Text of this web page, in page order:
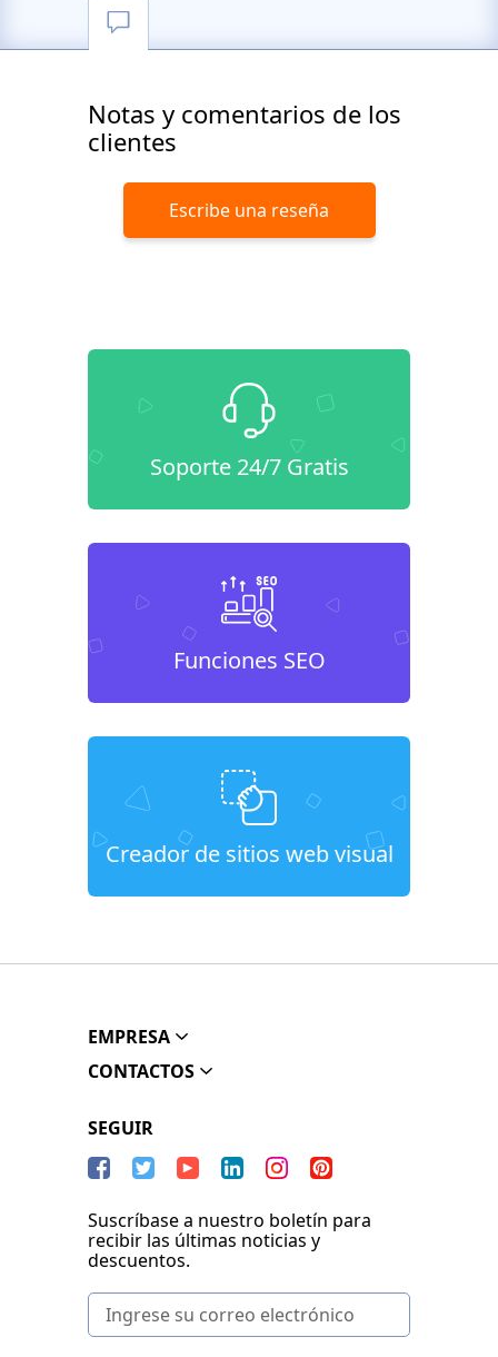
Notas y comentarios de los
clientes
Escribe una reseña
Soporte 24/7 Gratis
Funciones SEO
Creador de sitios web visual
EMPRESA
CONTACTOS
SEGUIR
Suscríbase a nuestro boletín para
recibir las últimas noticias y
descuentos.